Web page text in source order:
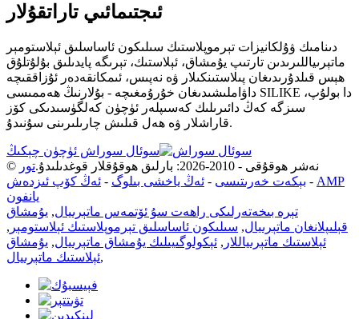
ئىجتىمائىي تاراتقۇلار
دىنامىك ۋۇلكانيزات تېرموپلاستىك سىلىكون ئاساسلىق ئېلاستومېر
ماتېرىياللىرىدىن تارتىپ يۇمشاق، ئېلاستىك، تېرىگە پايدىلىق بۇلۇتلۇق
ھېس قىلدۇرىدىغان پىلاستىنكىلار ۋە نەپىس، ئىمكانقەدەر ئۇزاققىچە
داۋاملىشىدىغان خۇرۇمغىچە - بۇلارنىڭ ھەممىسى SILIKE دا بولۇپ،
سىزگە كەڭ دائىرىلىك كەسىپلەر ئۈچۈن كەلگۈسىدىكى كۆز
قاراشلار ۋە ھەل قىلىش چارىلىرىنى سۇنىدۇ.
سوئال سوراش ئۈچۈن چېكىڭ
© نەشر ھوقۇقى - 2010-2026: بارلىق ھوقۇقلار قوغدىلىدۇ.
تور
بېكەت خەرىتىسى - ئەڭ ياخشى بىلوگ - ئەڭ كۆپ ئىزدەش - AMP
يانفون
تېرە بىخەتەرلىكى راھەت سۇ ئۆتمەس ماتېرىيال, يۇمشاق
قېلىپلانغان ماتېرىيال, سىلىكون ئاساسلىق تېرموپلاستىك ئېلاستومېر ,
ئېلاستىك ماتېرىياللار , ئېكولوگىيىلىك يۇمشاق ماتېرىيال, يۇمشاق
ئېلاستىك ماتېرىيال,